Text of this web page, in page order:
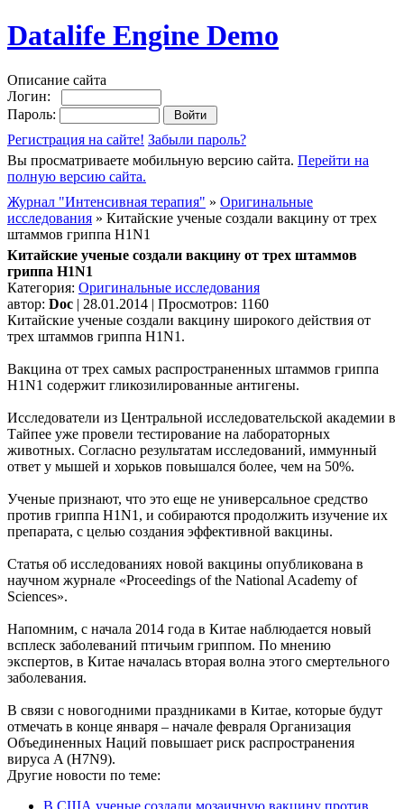
Datalife Engine Demo
Описание сайта
Логин:
Пароль:
Регистрация на сайте! Забыли пароль?
Вы просматриваете мобильную версию сайта. Перейти на
полную версию сайта.
Журнал "Интенсивная терапия" » Оригинальные
исследования » Китайские ученые создали вакцину от трех
штаммов гриппа H1N1
Китайские ученые создали вакцину от трех штаммов
гриппа H1N1
Категория: Оригинальные исследования
автор: Doc | 28.01.2014 | Просмотров: 1160
Китайские ученые создали вакцину широкого действия от
трех штаммов гриппа H1N1.
Вакцина от трех самых распространенных штаммов гриппа
H1N1 содержит гликозилированные антигены.
Исследователи из Центральной исследовательской академии в
Тайпее уже провели тестирование на лабораторных
животных. Согласно результатам исследований, иммунный
ответ у мышей и хорьков повышался более, чем на 50%.
Ученые признают, что это еще не универсальное средство
против гриппа H1N1, и собираются продолжить изучение их
препарата, с целью создания эффективной вакцины.
Статья об исследованиях новой вакцины опубликована в
научном журнале «Proceedings of the National Academy of
Sciences».
Напомним, с начала 2014 года в Китае наблюдается новый
всплеск заболеваний птичьим гриппом. По мнению
экспертов, в Китае началась вторая волна этого смертельного
заболевания.
В связи с новогодними праздниками в Китае, которые будут
отмечать в конце января – начале февраля Организация
Объединенных Наций повышает риск распространения
вируса A (H7N9).
Другие новости по теме:
В США ученые создали мозаичную вакцину против